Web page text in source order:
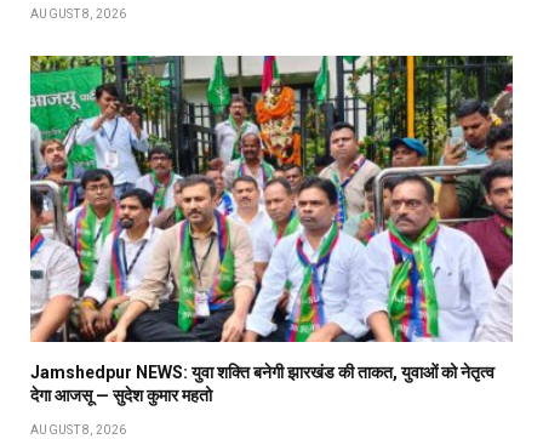
AUGUST 8, 2026
Jamshedpur NEWS: युवा शक्ति बनेगी झारखंड की ताकत, युवाओं को नेतृत्व
देगा आजसू — सुदेश कुमार महतो
AUGUST 8, 2026